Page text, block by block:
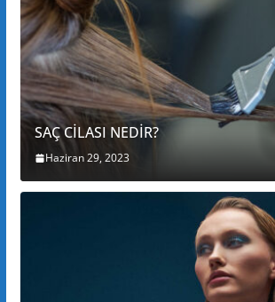
SAÇ CİLASI NEDİR?
Haziran 29, 2023